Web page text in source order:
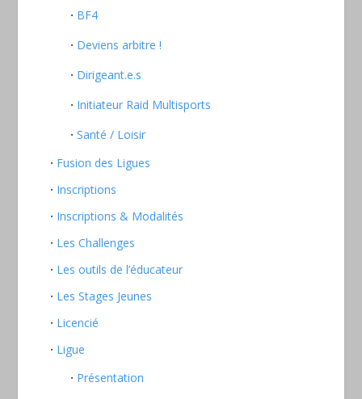
BF4
Deviens arbitre !
Dirigeant.e.s
Initiateur Raid Multisports
Santé / Loisir
Fusion des Ligues
Inscriptions
Inscriptions & Modalités
Les Challenges
Les outils de l’éducateur
Les Stages Jeunes
Licencié
Ligue
Présentation